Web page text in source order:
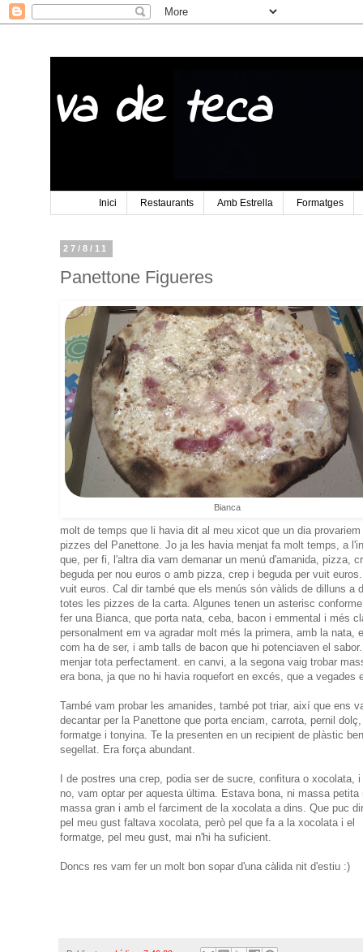
Va de teca
Inici Restaurants Amb Estrella Formatges
27/8/11
Panettone Figueres
Bianca
molt de temps que li havia dit al meu xicot que un dia provariem
pizzes del Panettone. Jo ja les havia menjat fa molt temps, a
que, per fi, l'altra dia vam demanar un menú d'amanida, pizza,
beguda per nou euros o amb pizza, crep i beguda per vuit
vuit euros. Cal dir també que els menús són vàlids de dilluns
totes les pizzes de la carta. Algunes tenen un asterisc
fer una Bianca, que porta nata, ceba, bacon i emmental i més
personalment em va agradar molt més la primera, amb la
com ha de ser, i amb talls de bacon que hi potenciaven el
menjar tota perfectament. en canvi, a la segona vaig trobar
era bona, ja que no hi havia roquefort en excés, que a
També vam probar les amanides, també pot triar, així que ens
decantar per la Panettone que porta enciam, carrota, pernil dolç,
formatge i tonyina. Te la presenten en un recipient de plàstic ben
segellat. Era força abundant.
I de postres una crep, podia ser de sucre, confitura o xocolata, i
no, vam optar per aquesta última. Estava bona, ni massa petita
massa gran i amb el farciment de la xocolata a dins. Que puc
pel meu gust faltava xocolata, però pel que fa a la xocolata i el
formatge, pel meu gust, mai n'hi ha suficient.
Doncs res vam fer un molt bon sopar d'una càlida nit d'estiu :)